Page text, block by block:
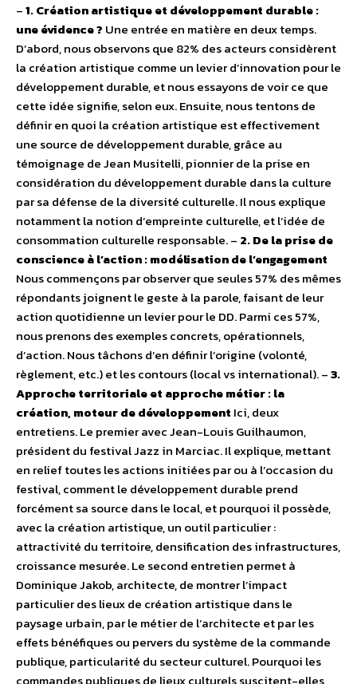
–1. Création artistique et développement durable :
une évidence ? Une entrée en matière en deux temps.
D’abord, nous observons que 82% des acteurs considèrent
la création artistique comme un levier d’innovation pour le
développement durable, et nous essayons de voir ce que
cette idée signifie, selon eux. Ensuite, nous tentons de
définir en quoi la création artistique est effectivement
une source de développement durable, grâce au
témoignage de Jean Musitelli, pionnier de la prise en
considération du développement durable dans la culture
par sa défense de la diversité culturelle. Il nous explique
notamment la notion d‘empreinte culturelle, et l’idée de
consommation culturelle responsable. – 2. De la prise de
conscience à l’action : modélisation de l’engagement
Nous commençons par observer que seules 57% des mêmes
répondants joignent le geste à la parole, faisant de leur
action quotidienne un levier pour le DD. Parmi ces 57%,
nous prenons des exemples concrets, opérationnels,
d’action. Nous tâchons d’en définir l’origine (volonté,
règlement, etc.) et les contours (local vs international). –3.
Approche territoriale et approche métier : la
création, moteur de développement Ici, deux
entretiens. Le premier avec Jean-Louis Guilhaumon,
président du festival Jazz in Marciac. Il explique, mettant
en relief toutes les actions initiées par ou à l’occasion du
festival, comment le développement durable prend
forcément sa source dans le local, et pourquoi il possède,
avec la création artistique, un outil particulier :
attractivité du territoire, densification des infrastructures,
croissance mesurée. Le second entretien permet à
Dominique Jakob, architecte, de montrer l’impact
particulier des lieux de création artistique dans le
paysage urbain, par le métier de l’architecte et par les
effets bénéfiques ou pervers du système de la commande
publique, particularité du secteur culturel. Pourquoi les